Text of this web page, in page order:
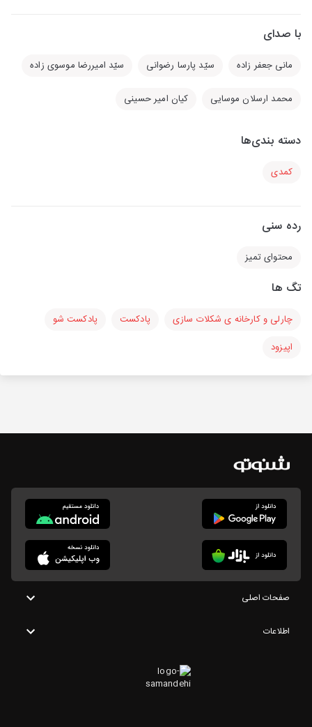
با صدای
مانی جعفر زاده سیّد پارسا رضوانی سیّد امیررضا موسوی زاده
محمد ارسلان موسایی کیان امیر حسینی
دسته بندی‌ها
کمدی
رده سنی
محتوای تمیز
تگ ها
چارلی و کارخانه ی شکلات سازی پادکست
پادکست شو
اپیزود
صفحات اصلی
اطلاعات